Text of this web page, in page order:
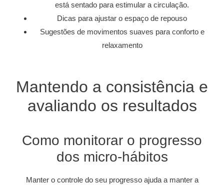
está sentado para estimular a circulação.
Dicas para ajustar o espaço de repouso
Sugestões de movimentos suaves para conforto e
relaxamento
Mantendo a consistência e
avaliando os resultados
Como monitorar o progresso
dos micro-hábitos
Manter o controle do seu progresso ajuda a manter a